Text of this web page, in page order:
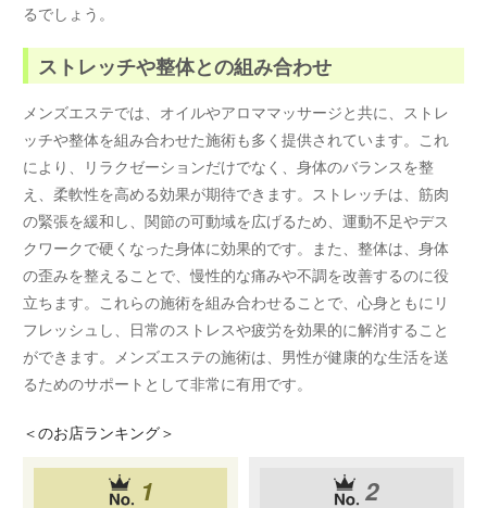
るでしょう。
ストレッチや整体との組み合わせ
メンズエステでは、オイルやアロママッサージと共に、ストレ
ッチや整体を組み合わせた施術も多く提供されています。これ
により、リラクゼーションだけでなく、身体のバランスを整
え、柔軟性を高める効果が期待できます。ストレッチは、筋肉
の緊張を緩和し、関節の可動域を広げるため、運動不足やデス
クワークで硬くなった身体に効果的です。また、整体は、身体
の歪みを整えることで、慢性的な痛みや不調を改善するのに役
立ちます。これらの施術を組み合わせることで、心身ともにリ
フレッシュし、日常のストレスや疲労を効果的に解消すること
ができます。メンズエステの施術は、男性が健康的な生活を送
るためのサポートとして非常に有用です。
＜のお店ランキング＞
1 2